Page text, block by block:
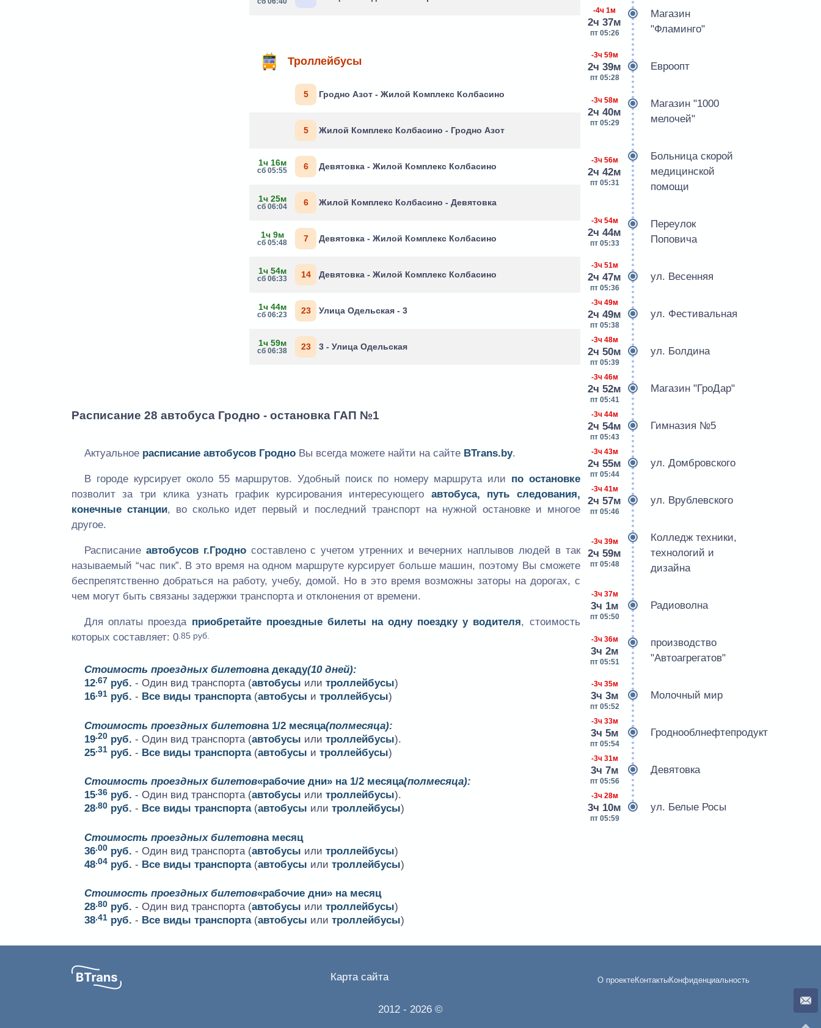
Троллейбусы
5 Гродно Азот - Жилой Комплекс Колбасино
5 Жилой Комплекс Колбасино - Гродно Азот
1ч 16м
сб 05:55 6 Девятовка - Жилой Комплекс Колбасино
1ч 25м
сб 06:04 6 Жилой Комплекс Колбасино - Девятовка
1ч 9м
сб 05:48 7 Девятовка - Жилой Комплекс Колбасино
1ч 54м
сб 06:33 14 Девятовка - Жилой Комплекс Колбасино
1ч 44м
сб 06:23 23 Улица Одельская - 3
1ч 59м
сб 06:38 23 3 - Улица Одельская
Расписание 28 автобуса Гродно - остановка ГАП №1
Актуальное расписание автобусов Гродно Вы всегда можете найти на сайте BTrans.by.
В городе курсирует около 55 маршрутов. Удобный поиск по номеру маршрута или по остановке
позволит за три клика узнать график курсирования интересующего автобуса, путь следования,
конечные станции, во сколько идет первый и последний транспорт на нужной остановке и многое
другое.
Расписаниеавтобусов г.Гродносоставлено с учетом утренних и вечерних наплывов людей в так
называемый “час пик”. В это время на одном маршруте курсирует больше машин, поэтому Вы сможете
беспрепятственно добраться на работу, учебу, домой. Но в это время возможны заторы на дорогах, с
чем могут быть связаны задержки транспорта и отклонения от времени.
Для оплаты проезда приобретайте проездные билеты на одну поездку у водителя, стоимость
которых составляет: 0 .85 руб.
Стоимость проездных билетовна декаду(10 дней):
12.67 руб. - Один вид транспорта (автобусы илитроллейбусы)
16.91 руб. - Все виды транспорта(автобусы итроллейбусы)
Стоимость проездных билетовна 1/2 месяца(полмесяца):
19.20 руб. - Один вид транспорта (автобусы илитроллейбусы).
25.31 руб. - Все виды транспорта(автобусы итроллейбусы)
Стоимость проездных билетов«рабочие дни» на 1/2 месяца(полмесяца):
15.36 руб. - Один вид транспорта (автобусы илитроллейбусы).
28.80 руб. - Все виды транспорта(автобусы илитроллейбусы)
Стоимость проездных билетовна месяц
36.00 руб. - Один вид транспорта (автобусы илитроллейбусы)
48.04 руб. - Все виды транспорта(автобусы илитроллейбусы)
Стоимость проездных билетов«рабочие дни» на месяц
28.80 руб. - Один вид транспорта (автобусы илитроллейбусы)
38.41 руб. - Все виды транспорта(автобусы илитроллейбусы)
-4ч 1м
2ч 37м
пт 05:26
Магазин
"Фламинго"
-3ч 59м
2ч 39м
пт 05:28
Евроопт
-3ч 58м
2ч 40м
пт 05:29
Магазин "1000
мелочей"
-3ч 56м
2ч 42м
пт 05:31
Больница скорой
медицинской
помощи
-3ч 54м
2ч 44м
пт 05:33
Переулок
Поповича
-3ч 51м
2ч 47м
пт 05:36
ул. Весенняя
-3ч 49м
2ч 49м
пт 05:38
ул. Фестивальная
-3ч 48м
2ч 50м
пт 05:39
ул. Болдина
-3ч 46м
2ч 52м
пт 05:41
Магазин "ГроДар"
-3ч 44м
2ч 54м
пт 05:43
Гимназия №5
-3ч 43м
2ч 55м
пт 05:44
ул. Домбровского
-3ч 41м
2ч 57м
пт 05:46
ул. Врублевского
-3ч 39м
2ч 59м
пт 05:48
Колледж техники,
технологий и
дизайна
-3ч 37м
3ч 1м
пт 05:50
Радиоволна
-3ч 36м
3ч 2м
пт 05:51
производство
"Автоагрегатов"
-3ч 35м
3ч 3м
пт 05:52
Молочный мир
-3ч 33м
3ч 5м
пт 05:54
Гроднооблнефтепродукт
-3ч 31м
3ч 7м
пт 05:56
Девятовка
-3ч 28м
3ч 10м
пт 05:59
ул. Белые Росы
Карта сайта О проектеКонтактыКонфиденциальность
2012 - 2026 ©